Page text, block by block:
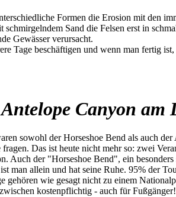
Formen die Erosion mit den
Sand die Felsen erst in
Gewässer verursacht.
Tage beschäftigen und wenn man fertig
Canyon am
sowohl der Horseshoe Bend als auch
Das ist heute nicht mehr so: zwei
Auch der "Horseshoe Bend", ein
man allein und hat seine Ruhe. 95% der
gehören wie gesagt nicht zu einem
kostenpflichtig - auch für Fußgänger!